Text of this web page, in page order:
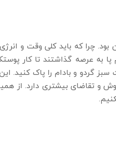
بود. چرا که باید کلی وقت و
به عرصه گذاشتند تا کار
گردو و بادام را پاک کنید.
و تقاضای بیشتری دارد. از